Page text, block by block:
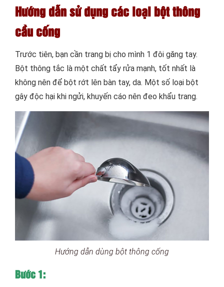
Hướng dẫn sử dụng các loại bột thông
cầu cống
Trước tiên, bạn cần trang bị cho mình 1 đôi găng tay.
Bột thông tắc là một chất tẩy rửa mạnh, tốt nhất là
không nên để bột rớt lên bàn tay, da. Một số loại bột
gây độc hại khi ngửi, khuyến cáo nên đeo khẩu trang.
Hướng dẫn dùng bột thông cống
Bước 1: